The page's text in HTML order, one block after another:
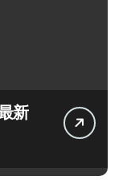
新